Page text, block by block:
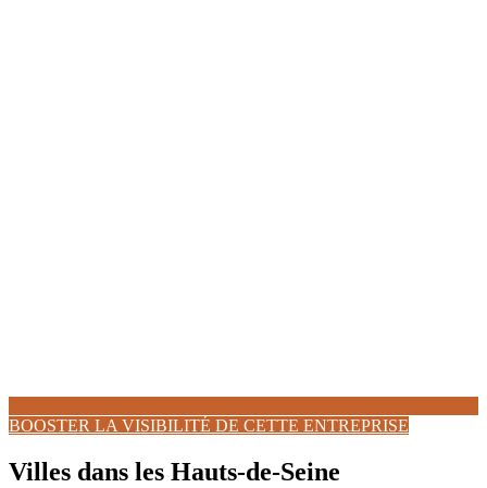
BOOSTER LA VISIBILITÉ DE CETTE ENTREPRISE
Villes dans les Hauts-de-Seine